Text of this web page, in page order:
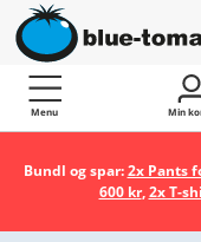
Menu Min
Bundl og spar:2x Pants
600 kr,2x T-